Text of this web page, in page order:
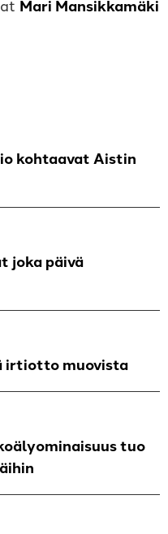
Mari Mansikkamäki
kohtaavat Aistin
joka päivä
irtiotto muovista
tuo